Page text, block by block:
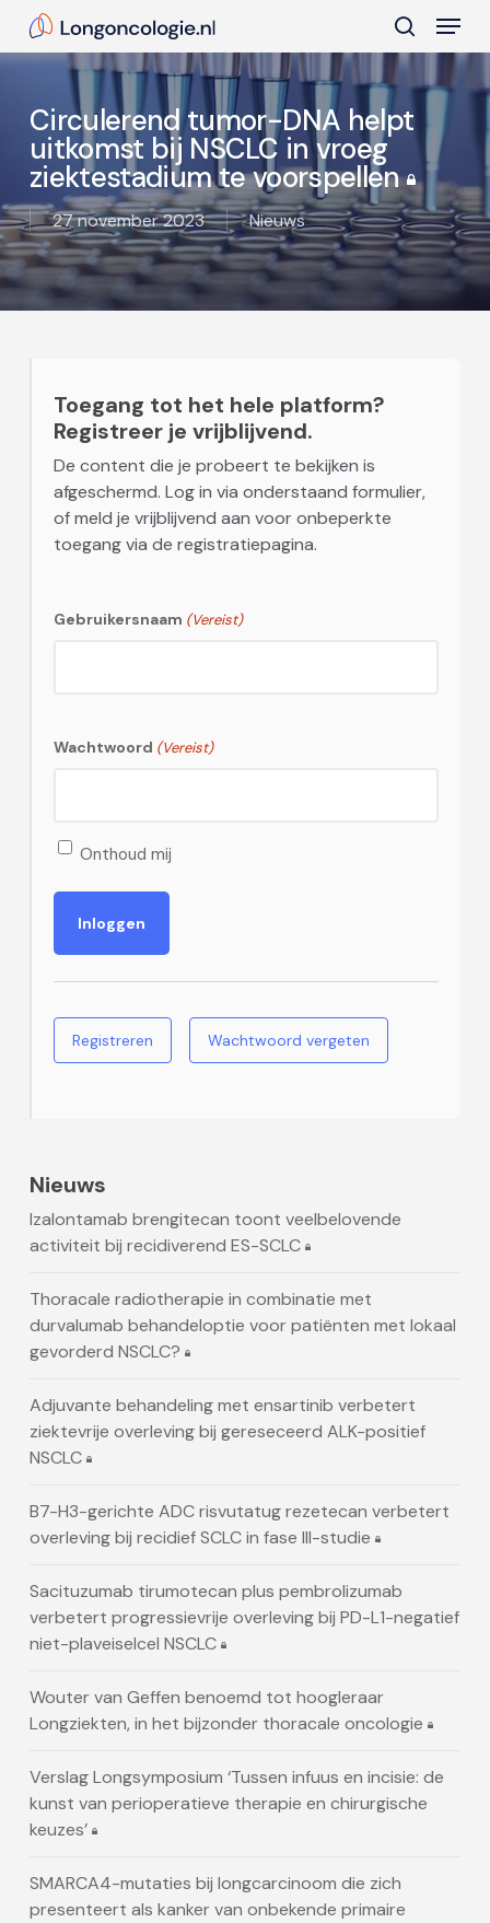
main
search
Menu
Circulerend tumor-DNA helpt
uitkomst bij NSCLC in vroeg
ziektestadium te voorspellen
27 november 2023 Nieuws
Toegang tot het hele platform?
Registreer je vrijblijvend.
De content die je probeert te bekijken is
afgeschermd. Log in via onderstaand formulier,
of meld je vrijblijvend aan voor onbeperkte
toegang via de registratiepagina.
Gebruikersnaam (Vereist)
Wachtwoord (Vereist)
Onthoud mij
Registreren Wachtwoord vergeten
Nieuws
Izalontamab brengitecan toont veelbelovende
activiteit bij recidiverend ES-SCLC
Thoracale radiotherapie in combinatie met
durvalumab behandeloptie voor patiënten met lokaal
gevorderd NSCLC?
Adjuvante behandeling met ensartinib verbetert
ziektevrije overleving bij gereseceerd ALK-positief
NSCLC
B7-H3-gerichte ADC risvutatug rezetecan verbetert
overleving bij recidief SCLC in fase III-studie
Sacituzumab tirumotecan plus pembrolizumab
verbetert progressievrije overleving bij PD-L1-negatief
niet-plaveiselcel NSCLC
Wouter van Geffen benoemd tot hoogleraar
Longziekten, in het bijzonder thoracale oncologie
Verslag Longsymposium ‘Tussen infuus en incisie: de
kunst van perioperatieve therapie en chirurgische
keuzes’
SMARCA4-mutaties bij longcarcinoom die zich
presenteert als kanker van onbekende primaire
Close
Menu